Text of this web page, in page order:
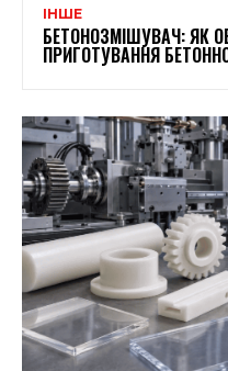
ІНШЕ
БЕТОНОЗМІШУВАЧ: ЯК
ПРИГОТУВАННЯ